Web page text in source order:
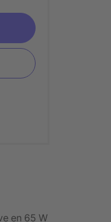
en 65 W